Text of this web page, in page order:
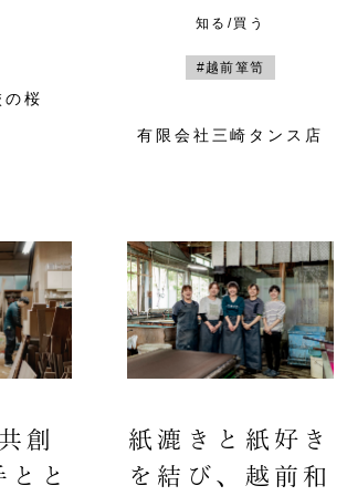
の桜
知る/買う
#越前箪笥
有限会社三崎タンス店
創
と
紙漉きと紙好き
を結び、越前和